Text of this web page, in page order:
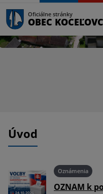
Oficiálne stránky
OBEC
Úvod
Oznámenia
OZNAM k